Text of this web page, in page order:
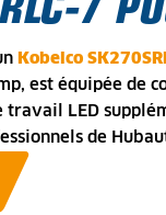
Kobelco
est équipée de
LED
de